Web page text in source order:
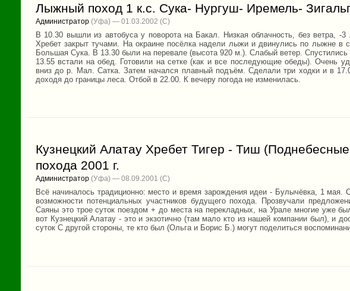
Лыжный поход 1 к.с. Сука- Нургуш- Иремель-
Администратор (Уфа) — 01.03.2002
В 10.30 вышли из автобуса у поворота на Бакал. Низкая облачность, без ветра, -
Хребет закрыт тучами. На окраине посёлка надели лыжи и двинулись по лыжне в
Большая Сука. В 13.30 были на перевале (высота 920 м.). Слабый ветер. Спустились
13.55 встали на обед. Готовили на сетке (как и все последующие обеды). Очень
вниз до р. Мал. Сатка. Затем начался плавный подъём. Сделали три ходки и в
доходя до границы леса. Отбой в 22.00. К вечеру погода не изменилась.
Кузнецкий Алатау Хребет Тигер - Тиш
похода 2001 г.
Администратор (Уфа) — 08.09.2001
Всё начиналось традиционно: место и время зарождения идеи - Булычёвка, 1 мая.
возможности потенциальных участников будущего похода. Прозвучали
Саяны это трое суток поездом + до места на перекладных, на Урале многие уже
вот Кузнецкий Алатау - это и экзотично (там мало кто из нашей компании был), и
суток С другой стороны, те кто был (Ольга и Борис Б.) могут поделиться